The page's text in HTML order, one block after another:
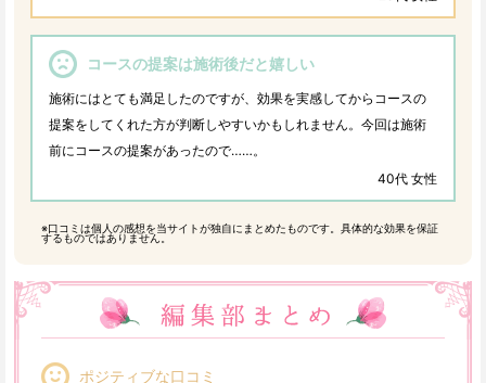
コースの提案は施術後だと嬉しい
施術にはとても満足したのですが、効果を実感してからコースの
提案をしてくれた方が判断しやすいかもしれません。今回は施術
前にコースの提案があったので……。
40代 女性
※口コミは個人の感想を当サイトが独自にまとめたものです。具体的な効果を保証
するものではありません。
ポジティブな口コミ